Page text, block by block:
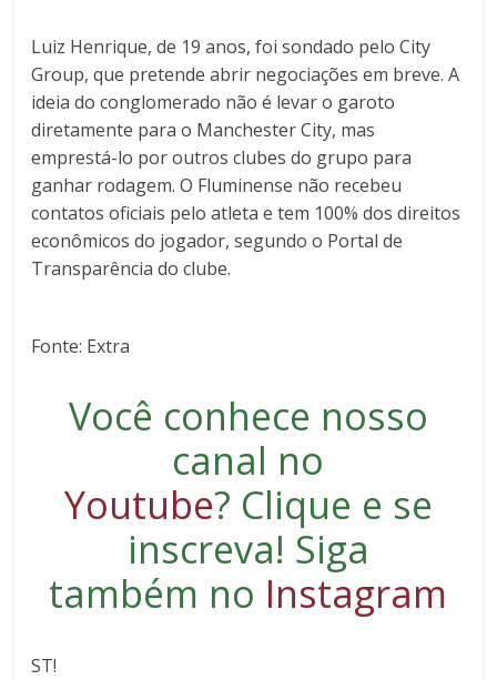
Luiz Henrique, de 19 anos, foi sondado pelo City
Group, que pretende abrir negociações em breve. A
ideia do conglomerado não é levar o garoto
diretamente para o Manchester City, mas
emprestá-lo por outros clubes do grupo para
ganhar rodagem. O Fluminense não recebeu
contatos oficiais pelo atleta e tem 100% dos direitos
econômicos do jogador, segundo o Portal de
Transparência do clube.
Fonte: Extra
Você conhece nosso
canal no
Youtube? Clique e se
inscreva! Siga
também no Instagram
ST!